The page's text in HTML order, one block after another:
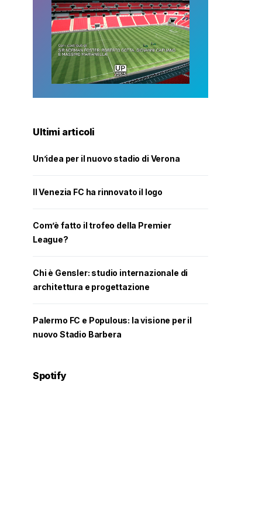
Ultimi articoli
Un’idea per il nuovo stadio di Verona
Il Venezia FC ha rinnovato il logo
Com’è fatto il trofeo della Premier
League?
Chi è Gensler: studio internazionale di
architettura e progettazione
Palermo FC e Populous: la visione per il
nuovo Stadio Barbera
Spotify